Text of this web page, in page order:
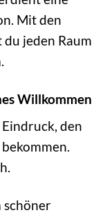
Mit den
jeden Raum
Willkommen
den
schöner